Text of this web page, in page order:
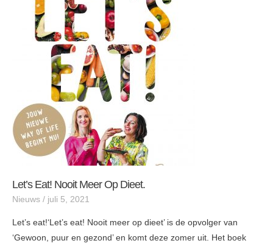
Let’s Eat! Nooit Meer Op Dieet.
Nieuws / juli 5, 2021
Let’s eat!‘Let’s eat! Nooit meer op dieet’ is de opvolger van
‘Gewoon, puur en gezond’ en komt deze zomer uit. Het boek